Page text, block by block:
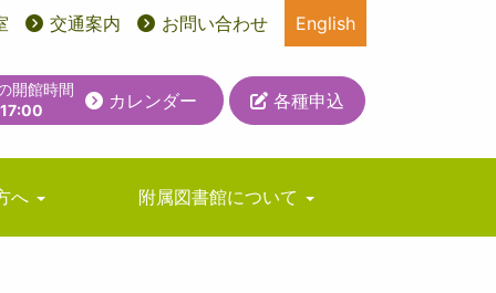
交通案内 お問い合わせ English
開館時間
カレンダー 各種申込
へ 附属図書館について